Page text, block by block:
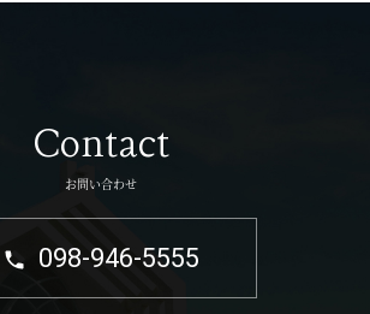
Contact
お問い合わせ
098-946-5555